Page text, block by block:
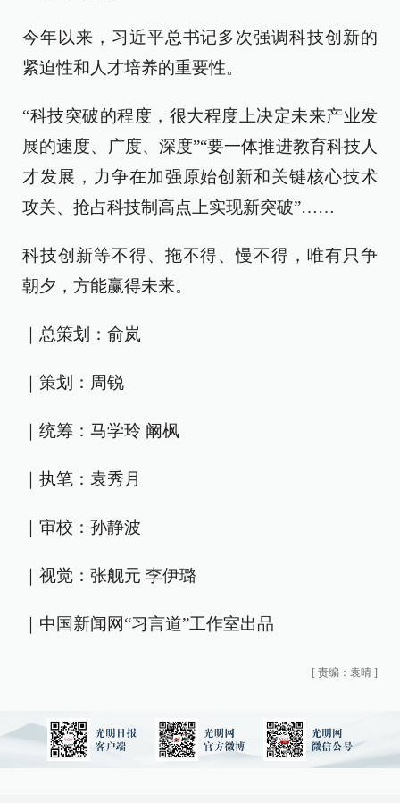
今年以来，习近平总书记多次强调科技创新的
紧迫性和人才培养的重要性。
“科技突破的程度，很大程度上决定未来产业发
展的速度、广度、深度”“要一体推进教育科技人
才发展，力争在加强原始创新和关键核心技术
攻关、抢占科技制高点上实现新突破”……
科技创新等不得、拖不得、慢不得，唯有只争
朝夕，方能赢得未来。
｜总策划：俞岚
｜策划：周锐
｜统筹：马学玲 阚枫
｜执笔：袁秀月
｜审校：孙静波
｜视觉：张舰元 李伊璐
｜中国新闻网“习言道”工作室出品
[ 责编：袁晴 ]